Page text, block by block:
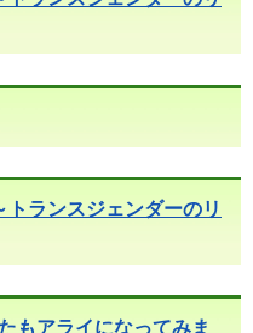
ランスジェンダーのリ
もアライになってみま